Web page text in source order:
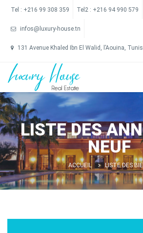
Tel : +216 99 308 359 Tel2 : +216 94 990 579
infos@luxury-house.tn
131 Avenue Khaled Ibn El Walid, l’Aouina,
LISTE DES
NEUF
ACCUEIL LISTE DES